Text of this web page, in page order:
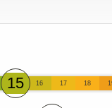
15 16 17 18